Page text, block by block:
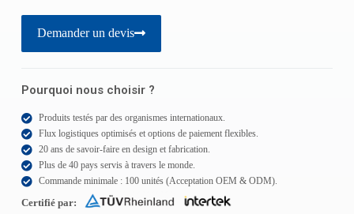
Demander un devis
Pourquoi nous choisir ?
Produits testés par des organismes internationaux.
Flux logistiques optimisés et options de paiement flexibles.
20 ans de savoir-faire en design et fabrication.
Plus de 40 pays servis à travers le monde.
Commande minimale : 100 unités (Acceptation OEM & ODM).
Certifié par: